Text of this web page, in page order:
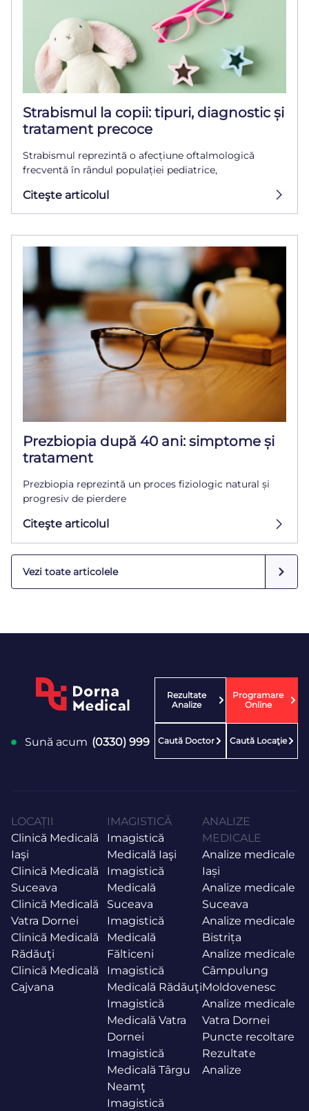
Strabismul la copii: tipuri, diagnostic și
tratament precoce
Strabismul reprezintă o afecțiune oftalmologică
frecventă în rândul populației pediatrice,
Citeşte articolul
Prezbiopia după 40 ani: simptome și
tratament
Prezbiopia reprezintă un proces fiziologic natural și
progresiv de pierdere
Citeşte articolul
Vezi toate articolele
Sună acum (0330) 999
Rezultate
Analize
Programare
Online
Caută Doctor Caută Locaţie
LOCAȚII
Clinică Medicală
Iaşi
Clinică Medicală
Suceava
Clinică Medicală
Vatra Dornei
Clinică Medicală
Rădăuţi
Clinică Medicală
Cajvana
IMAGISTICĂ
Imagistică
Medicală Iaşi
Imagistică
Medicală
Suceava
Imagistică
Medicală
Fălticeni
Imagistică
Medicală Rădăuţi
Imagistică
Medicală Vatra
Dornei
Imagistică
Medicală Târgu
Neamţ
Imagistică
ANALIZE
MEDICALE
Analize medicale
Iași
Analize medicale
Suceava
Analize medicale
Bistrița
Analize medicale
Câmpulung
Moldovenesc
Analize medicale
Vatra Dornei
Puncte recoltare
Rezultate
Analize